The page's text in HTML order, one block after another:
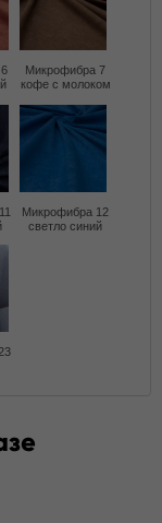
Микрофибра 7
кофе с молоком
Микрофибра 12
светло синий